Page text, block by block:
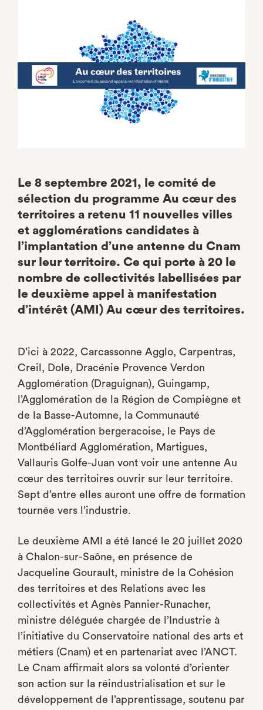
Le 8 septembre 2021, le comité de
sélection du programme Au cœur des
territoires a retenu 11 nouvelles villes
et agglomérations candidates à
l’implantation d’une antenne du Cnam
sur leur territoire. Ce qui porte à 20 le
nombre de collectivités labellisées par
le deuxième appel à manifestation
d’intérêt (AMI) Au cœur des territoires.
D’ici à 2022, Carcassonne Agglo, Carpentras,
Creil, Dole, Dracénie Provence Verdon
Agglomération (Draguignan), Guingamp,
l’Agglomération de la Région de Compiègne et
de la Basse-Automne, la Communauté
d’Agglomération bergeracoise, le Pays de
Montbéliard Agglomération, Martigues,
Vallauris Golfe-Juan vont voir une antenne Au
cœur des territoires ouvrir sur leur territoire.
Sept d’entre elles auront une offre de formation
tournée vers l’industrie.
Le deuxième AMI a été lancé le 20 juillet 2020
à Chalon-sur-Saône, en présence de
Jacqueline Gourault, ministre de la Cohésion
des territoires et des Relations avec les
collectivités et Agnès Pannier-Runacher,
ministre déléguée chargée de l’Industrie à
l’initiative du Conservatoire national des arts et
métiers (Cnam) et en partenariat avec l’ANCT.
Le Cnam affirmait alors sa volonté d’orienter
son action sur la réindustrialisation et sur le
développement de l’apprentissage, soutenu par